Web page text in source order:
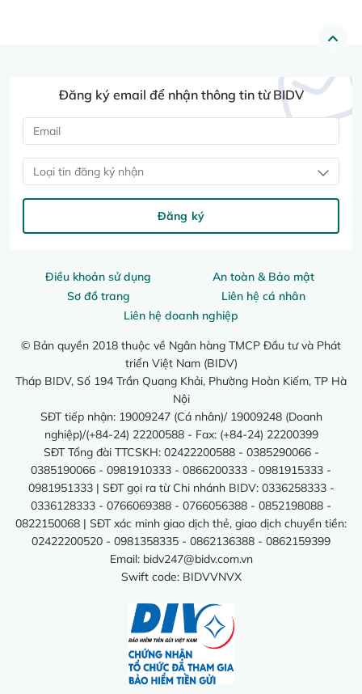
Điều khoản sử dụng
An toàn & Bảo mật
Sơ đồ trang
Liên hệ cá nhân
Liên hệ doanh nghiệp
© Bản quyền 2018 thuộc về Ngân hàng TMCP Đầu tư và Phát
triển Việt Nam (BIDV)
Tháp BIDV, Số 194 Trần Quang Khải, Phường Hoàn Kiếm, TP Hà
Nội
SĐT tiếp nhận: 19009247 (Cá nhân)/ 19009248 (Doanh
nghiệp)/(+84-24) 22200588 - Fax: (+84-24) 22200399
SĐT Tổng đài TTCSKH: 02422200588 - 0385290066 -
0385190066 - 0981910333 - 0866200333 - 0981915333 -
0981951333 | SĐT gọi ra từ Chi nhánh BIDV: 0336258333 -
0336128333 - 0766069388 - 0766056388 - 0852198088 -
0822150068 | SĐT xác minh giao dịch thẻ, giao dịch chuyển tiền:
02422200520 - 0981358335 - 0862136388 - 0862159399
Email: bidv247@bidv.com.vn
Swift code: BIDVVNVX
Đăng ký email để nhận thông tin từ BIDV
Loại tin đăng ký nhận
Đăng ký